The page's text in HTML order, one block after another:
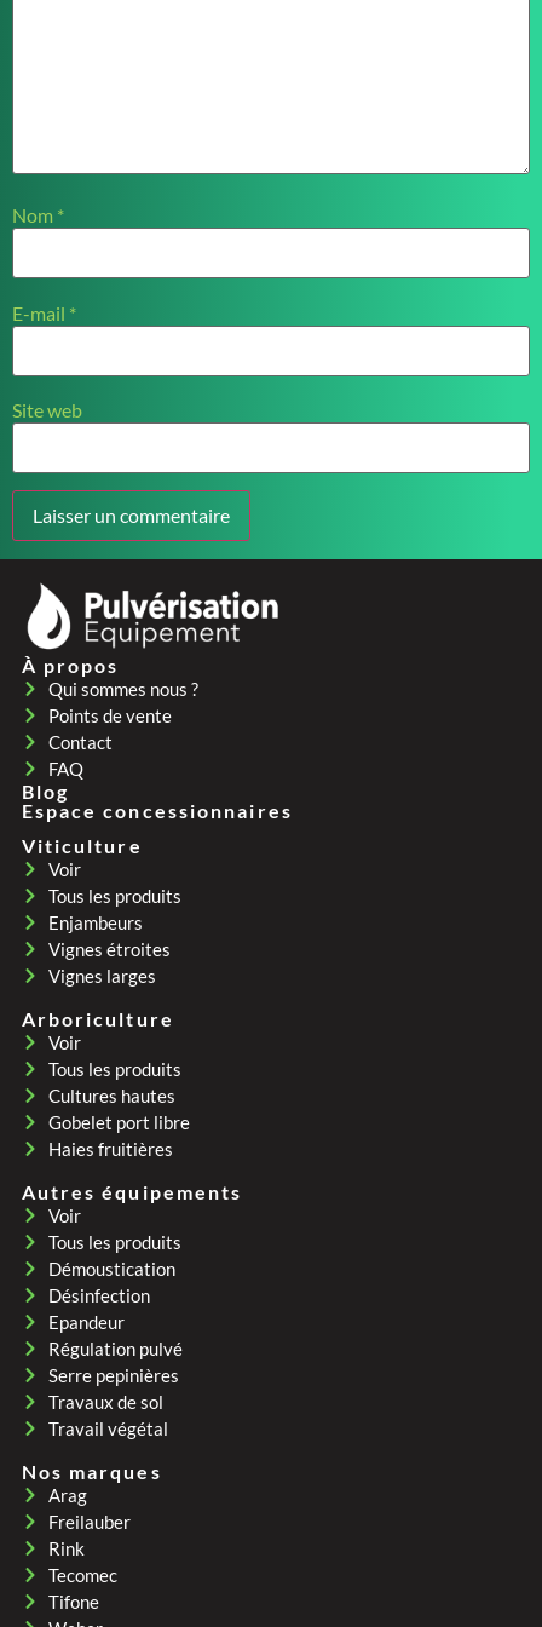
Nom *
E-mail *
Site web
À propos
Qui sommes nous ?
Points de vente
Contact
FAQ
Blog
Espace concessionnaires
Viticulture
Voir
Tous les produits
Enjambeurs
Vignes étroites
Vignes larges
Arboriculture
Voir
Tous les produits
Cultures hautes
Gobelet port libre
Haies fruitières
Autres équipements
Voir
Tous les produits
Démoustication
Désinfection
Epandeur
Régulation pulvé
Serre pepinières
Travaux de sol
Travail végétal
Nos marques
Arag
Freilauber
Rink
Tecomec
Tifone